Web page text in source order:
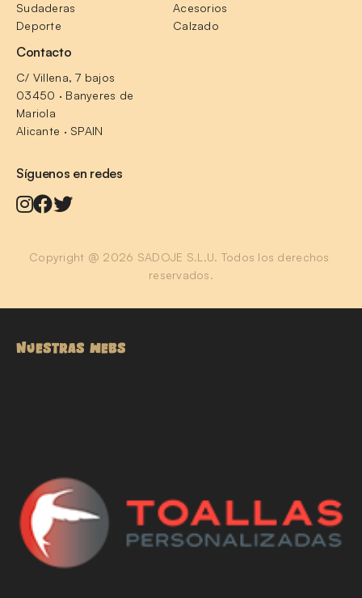
Sudaderas
Deporte
Acesorios
Calzado
Contacto
C/ Villena, 7 bajos
03450 · Banyeres de
Mariola
Alicante · SPAIN
Síguenos en redes
Copyright @ 2026 SADOJE S.L.U. Todos los derechos
reservados.
NUESTRAS WEBS